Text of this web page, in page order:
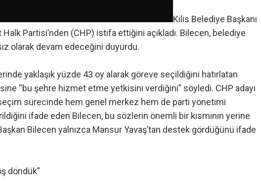
Kilis Belediye Başkanı
Partisi’nden (CHP) istifa ettiğini açıkladı. Bilecen, belediye
olarak devam edeceğini duyurdu.
yaklaşık yüzde 43 oy alarak göreve seçildiğini hatırlatan
“bu şehre hizmet etme yetkisini verdiğini” söyledi. CHP adayı
sürecinde hem genel merkez hem de parti yönetimi
ifade eden Bilecen, bu sözlerin önemli bir kısmının yerine
Bilecen yalnızca Mansur Yavaş’tan destek gördüğünü ifade
döndük”